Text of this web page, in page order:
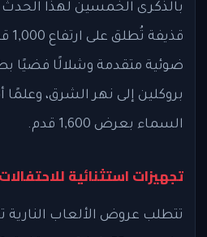
ضوئية متقدمة وشلالًا فضيًا
بروكلين إلى نهر الشرق، وعلمًا
السماء بعرض 1,600 قدم.
تجهيزات استثنائية للاحتفالات
تتطلب عروض الألعاب النارية